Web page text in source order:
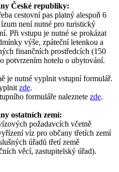
České republiky:
cestovní pas platný alespoň 6
není nutné pro turistický
Při vstupu je nutné se prokázat
výše, zpáteční letenkou a
finančních prostředcích (150
potvrzením hotelu o ubytování.
je nutné vyplnit vstupní formulář.
zde.
formuláře naleznete zde.
ostatních zemí:
požadavcích včetně
víz pro občany třetích zemí
úřadů třetí země
věcí, zastupitelský úřad).